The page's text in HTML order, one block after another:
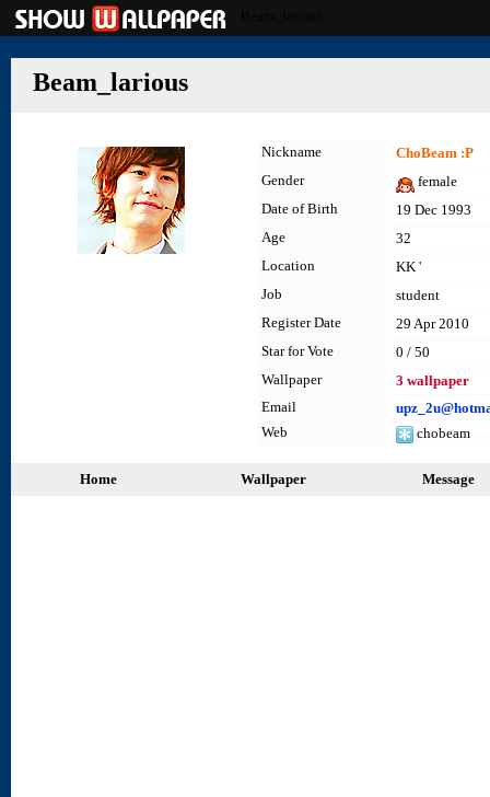
Beam_larious
Nickname
ChoBeam :P
Gender
female
Date of Birth
19 Dec 1993
Age
32
Location
KK '
Job
student
Register Date
29 Apr 2010
Star for Vote
0 / 50
Wallpaper
3 wallpaper
Email
Web
chobeam
Home Wallpaper Message